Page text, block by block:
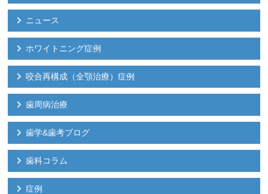
ニュース
ホワイトニング症例
咬合再構成（全顎治療）症例
歯周病治療
歯学&歯考ブログ
歯科コラム
症例